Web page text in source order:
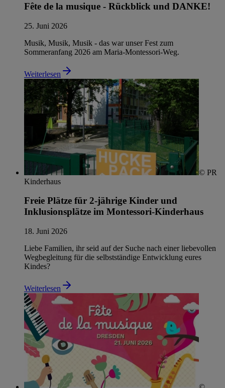
Fête de la musique - Rückblick und DANKE!
25. Juni 2026
Musik, Musik, Musik - das war unser Fest zum
Sommeranfang 2026 am Maria-Montessori-Weg.
Weiterlesen
© PR
Kinderhaus
Freie Plätze für 2-jährige Kinder und
Inklusionsplätze im Montessori-Kinderhaus
18. Juni 2026
Liebe Familien, ihr seid auf der Suche nach einer liebevollen
Wegbegleitung für die selbstständige Entwicklung eures
Kindes?
Weiterlesen